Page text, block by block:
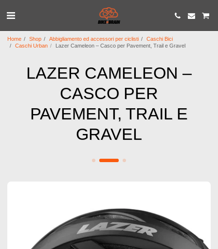
Home Shop Abbigliamento ed accessori per ciclisti
Caschi Bici
Caschi Urban
Lazer Cameleon – Casco per Pavement, Trail e Gravel
LAZER CAMELEON –
CASCO PER
PAVEMENT, TRAIL E
GRAVEL